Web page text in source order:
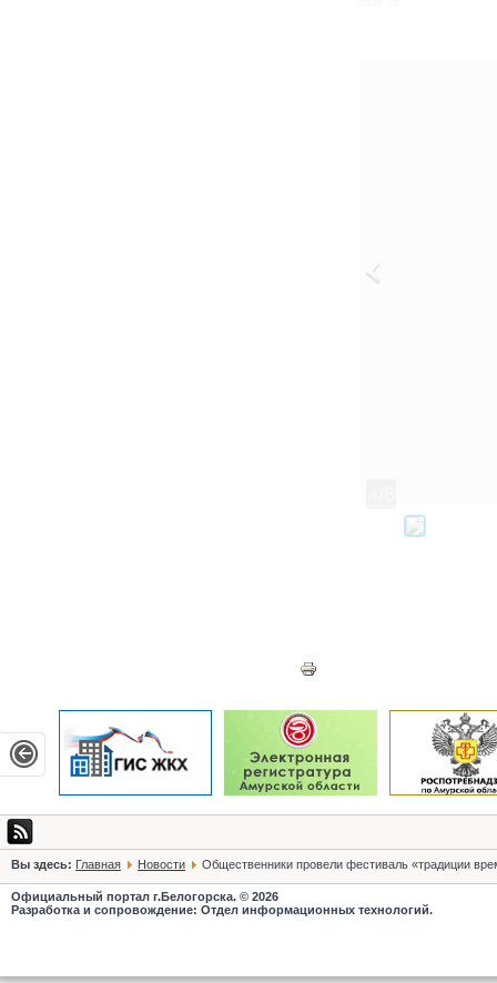
Вы здесь: Главная Новости Общественники провели фестиваль «традиции
Официальный портал г.Белогорска. © 2026
Разработка и сопровождение: Отдел информационных технологий.